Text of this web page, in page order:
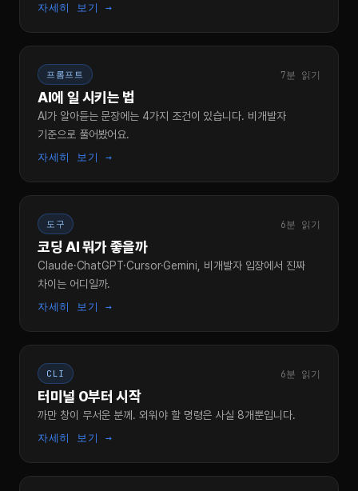
자세히 보기 →
프롬프트 7분 읽기
AI에 일 시키는 법
AI가 알아듣는 문장에는 4가지 조건이 있습니다. 비개발자
기준으로 풀어봤어요.
자세히 보기 →
도구 6분 읽기
코딩 AI 뭐가 좋을까
Claude·ChatGPT·Cursor·Gemini, 비개발자 입장에서 진짜
차이는 어디일까.
자세히 보기 →
CLI 6분 읽기
터미널 0부터 시작
까만 창이 무서운 분께. 외워야 할 명령은 사실 8개뿐입니다.
자세히 보기 →